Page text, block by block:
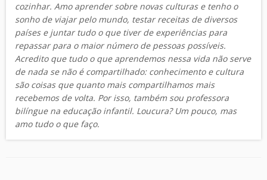
cozinhar. Amo aprender sobre novas culturas e tenho o
sonho de viajar pelo mundo, testar receitas de diversos
países e juntar tudo o que tiver de experiências para
repassar para o maior número de pessoas possíveis.
Acredito que tudo o que aprendemos nessa vida não serve
de nada se não é compartilhado: conhecimento e cultura
são coisas que quanto mais compartilhamos mais
recebemos de volta. Por isso, também sou professora
bilíngue na educação infantil. Loucura? Um pouco, mas
amo tudo o que faço.